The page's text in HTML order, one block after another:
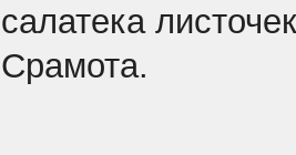
салатека
Срамота.